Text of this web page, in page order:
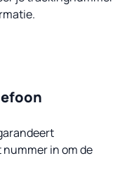
in om de